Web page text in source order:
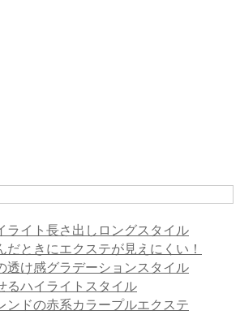
ライト長さ出しロングスタイル
だときにエクステが見えにくい！
透け感グラデーションスタイル
るハイライトスタイル
ンドの赤系カラープルエクステ